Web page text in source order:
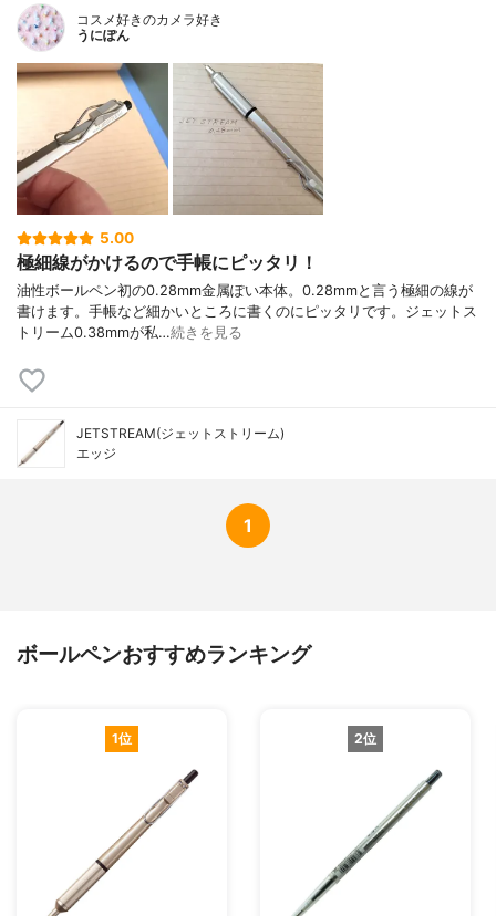
コスメ好きのカメラ好き
うにぽん
5.00
極細線がかけるので手帳にピッタリ！
油性ボールペン初の0.28mm金属ぽい本体。0.28mmと言う極細の線が
書けます。手帳など細かいところに書くのにピッタリです。ジェットス
トリーム0.38mmが私…続きを見る
JETSTREAM(ジェットストリーム)
エッジ
1
ボールペンおすすめランキング
1位 2位